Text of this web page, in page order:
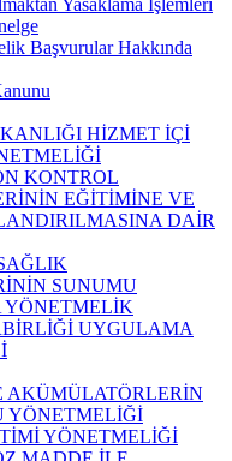
Başvurular Hakkında
HİZMET İÇİ
KONTROL
EĞİTİMİNE VE
DAİR
SUNUMU
UYGULAMA
AKÜMÜLATÖRLERİN
YÖNETMELİĞİ
YÖNETMELİĞİ